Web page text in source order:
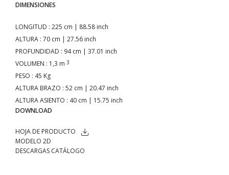
DIMENSIONES
LONGITUD : 225 cm | 88.58 inch
ALTURA : 70 cm | 27.56 inch
PROFUNDIDAD : 94 cm | 37.01 inch
VOLUMEN : 1,3 m 3
PESO : 45 Kg
ALTURA BRAZO : 52 cm | 20.47 inch
ALTURA ASIENTO : 40 cm | 15.75 inch
DOWNLOAD
HOJA DE PRODUCTO
MODELO 2D
DESCARGAS CATÁLOGO